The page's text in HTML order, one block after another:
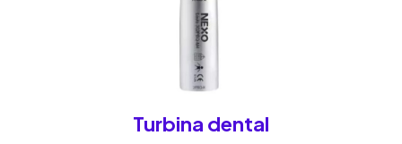
Turbina dental